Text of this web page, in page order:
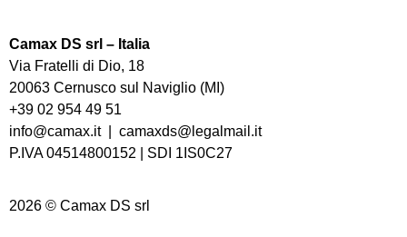
Camax DS srl – Italia
Via Fratelli di Dio, 18
20063 Cernusco sul Naviglio (MI)
+39 02 954 49 51
info@camax.it| camaxds@legalmail.it
P.IVA 04514800152 | SDI 1IS0C27
2026 © Camax DS srl